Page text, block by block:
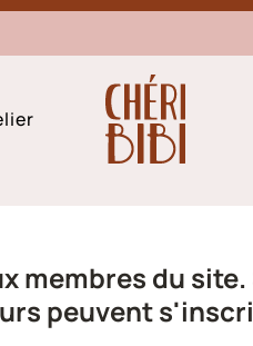
membres du
peuvent